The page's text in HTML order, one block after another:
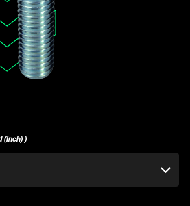
(Inch) )